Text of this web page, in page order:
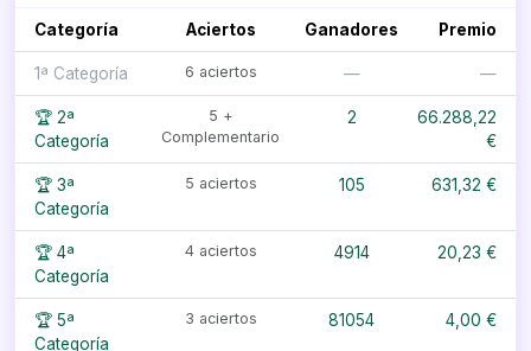
Categoría Aciertos Ganadores Premio
1ª Categoría 6 aciertos — —
🏆 2ª
Categoría
5 +
Complementario
2
66.288,22
€
🏆 3ª
Categoría
5 aciertos 105 631,32 €
🏆 4ª
Categoría
4 aciertos 4914 20,23 €
🏆 5ª
Categoría
3 aciertos 81054 4,00 €